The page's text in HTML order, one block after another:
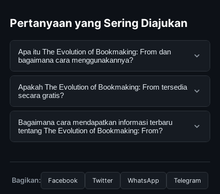
Pertanyaan yang Sering Diajukan
Apa itu The Evolution of Bookmaking: From dan
bagaimana cara menggunakannya?
The Evolution of Bookmaking: From adalah layanan
digital yang dirancang untuk membantu pengguna
mendapatkan informasi lengkap dan terpercaya. Anda
dapat menggunakannya dengan mengunjungi situs
resmi dan mengikuti panduan yang tersedia.
Apakah The Evolution of Bookmaking: From tersedia
secara gratis?
Ya, The Evolution of Bookmaking: From dapat diakses
secara gratis oleh semua pengguna. Tidak ada biaya
tersembunyi atau langganan yang diperlukan untuk
Bagaimana cara mendapatkan informasi terbaru
tentang The Evolution of Bookmaking: From?
mengunjungi halaman resmi kami secara berkala. Kami
selalu memperbarui konten dengan informasi terkini dan
Bagikan: Facebook Twitter WhatsApp Telegram